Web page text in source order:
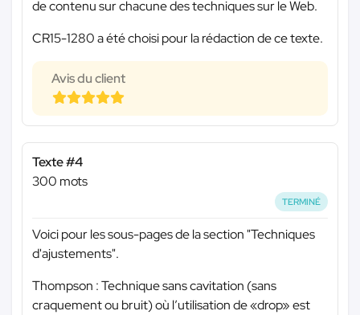
de contenu sur chacune des techniques sur le Web.
CR15-1280 a été choisi pour la rédaction de ce texte.
Avis du client
Texte #4
300 mots
TERMINÉ
Voici pour les sous-pages de la section "Techniques
d'ajustements".
Thompson : Technique sans cavitation (sans
craquement ou bruit) où l’utilisation de «drop» est